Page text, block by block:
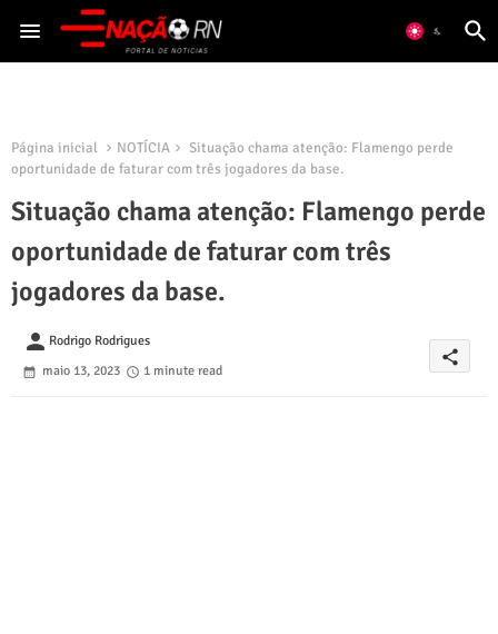
Página inicial NOTÍCIA
Situação chama atenção: Flamengo perde
oportunidade de faturar com três jogadores da base.
Situação chama atenção: Flamengo perde
oportunidade de faturar com três
jogadores da base.
person Rodrigo Rodrigues
maio 13, 2023
1 minute read
share